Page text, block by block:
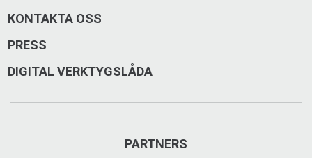
KONTAKTA OSS
PRESS
DIGITAL VERKTYGSLÅDA
PARTNERS